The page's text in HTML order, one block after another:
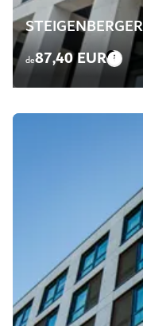
de87,40 EUR